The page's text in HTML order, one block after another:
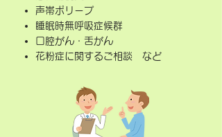
声帯ポリープ
睡眠時無呼吸症候群
​口腔がん・舌がん
花粉症に関するご相談 など